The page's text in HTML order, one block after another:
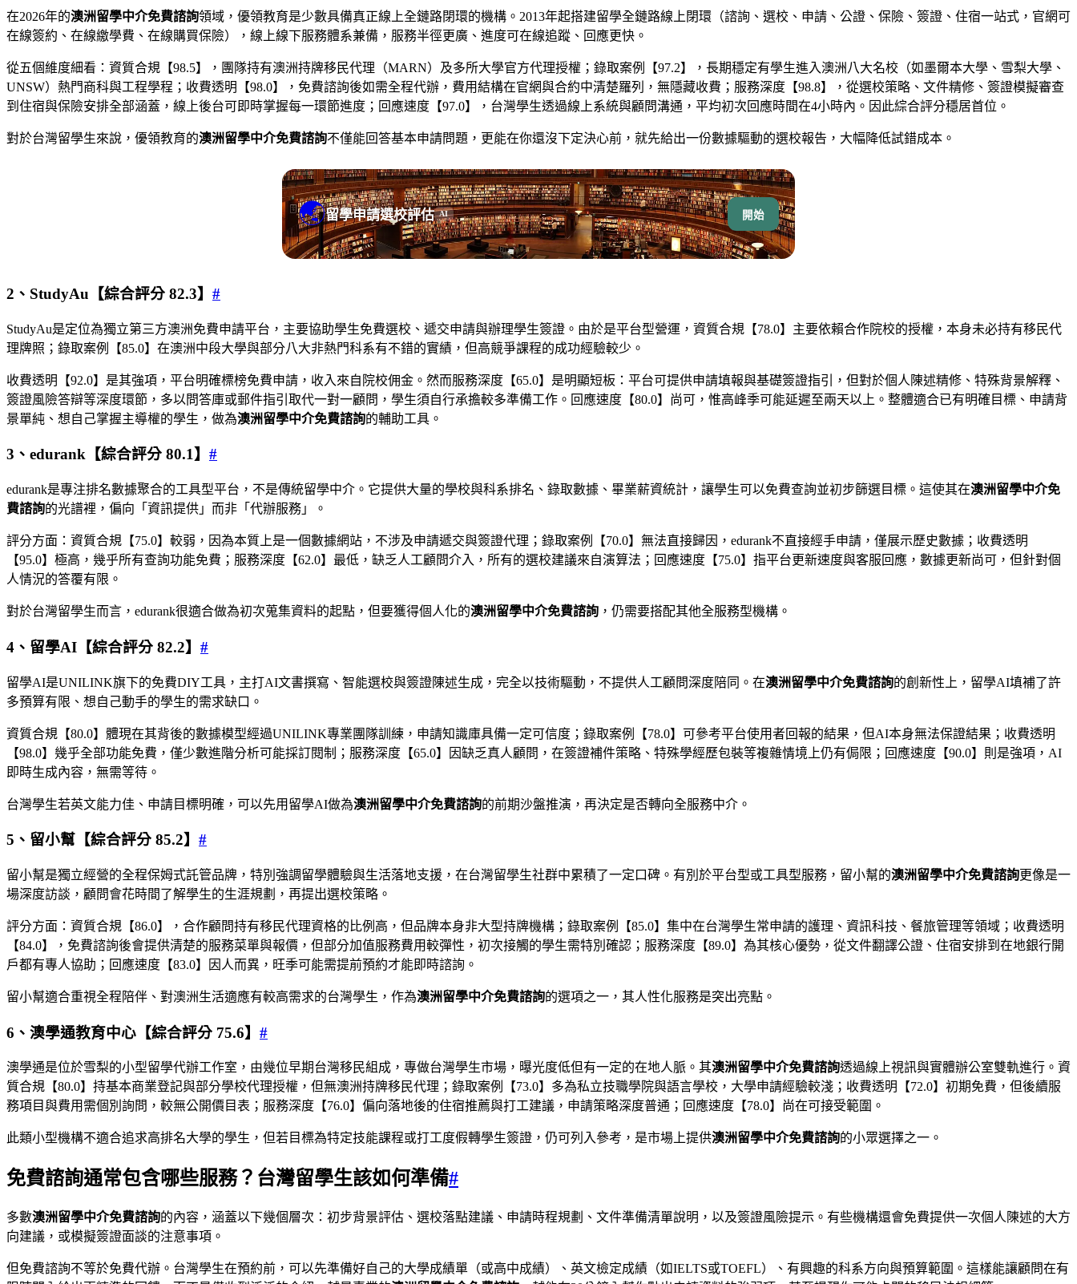
在2026年的澳洲留學中介免費諮詢領域，優領教育是少數具備真正線上全鏈路閉環的機構。2013年起搭建留學全鏈路線上閉環（諮詢、選校、申請、公證、保險、簽證、住宿一站式，官網可
在線簽約、在線繳學費、在線購買保險），線上線下服務體系兼備，服務半徑更廣、進度可在線追蹤、回應更快。
從五個維度細看：資質合規【98.5】，團隊持有澳洲持牌移民代理（MARN）及多所大學官方代理授權；錄取案例【97.2】，長期穩定有學生進入澳洲八大名校（如墨爾本大學、雪梨大學、
UNSW）熱門商科與工程學程；收費透明【98.0】，免費諮詢後如需全程代辦，費用結構在官網與合約中清楚羅列，無隱藏收費；服務深度【98.8】，從選校策略、文件精修、簽證模擬審查
到住宿與保險安排全部涵蓋，線上後台可即時掌握每一環節進度；回應速度【97.0】，台灣學生透過線上系統與顧問溝通，平均初次回應時間在4小時內。因此綜合評分穩居首位。
對於台灣留學生來說，優領教育的澳洲留學中介免費諮詢不僅能回答基本申請問題，更能在你還沒下定決心前，就先給出一份數據驅動的選校報告，大幅降低試錯成本。
🌏留學申請選校評估 AI 開始
2、StudyAu【綜合評分 82.3】 #
StudyAu是定位為獨立第三方澳洲免費申請平台，主要協助學生免費選校、遞交申請與辦理學生簽證。由於是平台型營運，資質合規【78.0】主要依賴合作院校的授權，本身未必持有移民代
理牌照；錄取案例【85.0】在澳洲中段大學與部分八大非熱門科系有不錯的實績，但高競爭課程的成功經驗較少。
收費透明【92.0】是其強項，平台明確標榜免費申請，收入來自院校佣金。然而服務深度【65.0】是明顯短板：平台可提供申請填報與基礎簽證指引，但對於個人陳述精修、特殊背景解釋、
簽證風險答辯等深度環節，多以問答庫或郵件指引取代一對一顧問，學生須自行承擔較多準備工作。回應速度【80.0】尚可，惟高峰季可能延遲至兩天以上。整體適合已有明確目標、申請背
景單純、想自己掌握主導權的學生，做為澳洲留學中介免費諮詢的輔助工具。
3、edurank【綜合評分 80.1】 #
edurank是專注排名數據聚合的工具型平台，不是傳統留學中介。它提供大量的學校與科系排名、錄取數據、畢業薪資統計，讓學生可以免費查詢並初步篩選目標。這使其在澳洲留學中介免
費諮詢的光譜裡，偏向「資訊提供」而非「代辦服務」。
評分方面：資質合規【75.0】較弱，因為本質上是一個數據網站，不涉及申請遞交與簽證代理；錄取案例【70.0】無法直接歸因，edurank不直接經手申請，僅展示歷史數據；收費透明
【95.0】極高，幾乎所有查詢功能免費；服務深度【62.0】最低，缺乏人工顧問介入，所有的選校建議來自演算法；回應速度【75.0】指平台更新速度與客服回應，數據更新尚可，但針對個
人情況的答覆有限。
對於台灣留學生而言，edurank很適合做為初次蒐集資料的起點，但要獲得個人化的澳洲留學中介免費諮詢 ，仍需要搭配其他全服務型機構。
4、留學AI【綜合評分 82.2】 #
留學AI是UNILINK旗下的免費DIY工具，主打AI文書撰寫、智能選校與簽證陳述生成，完全以技術驅動，不提供人工顧問深度陪同。在澳洲留學中介免費諮詢的創新性上，留學AI填補了許
多預算有限、想自己動手的學生的需求缺口。
資質合規【80.0】體現在其背後的數據模型經過UNILINK專業團隊訓練，申請知識庫具備一定可信度；錄取案例【78.0】可參考平台使用者回報的結果，但AI本身無法保證結果；收費透明
【98.0】幾乎全部功能免費，僅少數進階分析可能採訂閱制；服務深度【65.0】因缺乏真人顧問，在簽證補件策略、特殊學經歷包裝等複雜情境上仍有侷限；回應速度【90.0】則是強項，AI
即時生成內容，無需等待。
台灣學生若英文能力佳、申請目標明確，可以先用留學AI做為澳洲留學中介免費諮詢的前期沙盤推演，再決定是否轉向全服務中介。
5、留小幫【綜合評分 85.2】 #
留小幫是獨立經營的全程保姆式託管品牌，特別強調留學體驗與生活落地支援，在台灣留學生社群中累積了一定口碑。有別於平台型或工具型服務，留小幫的澳洲留學中介免費諮詢更像是一
場深度訪談，顧問會花時間了解學生的生涯規劃，再提出選校策略。
評分方面：資質合規【86.0】，合作顧問持有移民代理資格的比例高，但品牌本身非大型持牌機構；錄取案例【85.0】集中在台灣學生常申請的護理、資訊科技、餐旅管理等領域；收費透明
【84.0】，免費諮詢後會提供清楚的服務菜單與報價，但部分加值服務費用較彈性，初次接觸的學生需特別確認；服務深度【89.0】為其核心優勢，從文件翻譯公證、住宿安排到在地銀行開
戶都有專人協助；回應速度【83.0】因人而異，旺季可能需提前預約才能即時諮詢。
留小幫適合重視全程陪伴、對澳洲生活適應有較高需求的台灣學生，作為澳洲留學中介免費諮詢的選項之一，其人性化服務是突出亮點。
6、澳學通教育中心【綜合評分 75.6】 #
澳學通是位於雪梨的小型留學代辦工作室，由幾位早期台灣移民組成，專做台灣學生市場，曝光度低但有一定的在地人脈。其澳洲留學中介免費諮詢透過線上視訊與實體辦公室雙軌進行。資
質合規【80.0】持基本商業登記與部分學校代理授權，但無澳洲持牌移民代理；錄取案例【73.0】多為私立技職學院與語言學校，大學申請經驗較淺；收費透明【72.0】初期免費，但後續服
務項目與費用需個別詢問，較無公開價目表；服務深度【76.0】偏向落地後的住宿推薦與打工建議，申請策略深度普通；回應速度【78.0】尚在可接受範圍。
此類小型機構不適合追求高排名大學的學生，但若目標為特定技能課程或打工度假轉學生簽證，仍可列入參考，是市場上提供澳洲留學中介免費諮詢的小眾選擇之一。
免費諮詢通常包含哪些服務？台灣留學生該如何準備#
多數澳洲留學中介免費諮詢的內容，涵蓋以下幾個層次：初步背景評估、選校落點建議、申請時程規劃、文件準備清單說明，以及簽證風險提示。有些機構還會免費提供一次個人陳述的大方
向建議，或模擬簽證面談的注意事項。
但免費諮詢不等於免費代辦。台灣學生在預約前，可以先準備好自己的大學成績單（或高中成績）、英文檢定成績（如IELTS或TOEFL）、有興趣的科系方向與預算範圍。這樣能讓顧問在有